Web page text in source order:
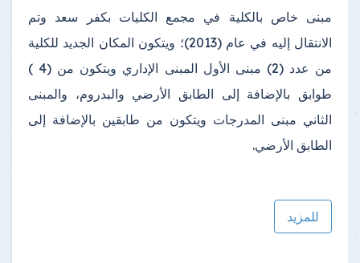
مبنى خاص بالكلية في مجمع الكليات بكفر سعد وتم
الانتقال إليه في عام (2013)؛ ويتكون المكان الجديد للكلية
من عدد (2) مبنى الأول المبنى الإداري ويتكون من (4 )
طوابق بالإضافة إلى الطابق الأرضي والبدروم، والمبنى
الثاني مبنى المدرجات ويتكون من طابقين بالإضافة إلى
الطابق الأرضي.
للمزيد